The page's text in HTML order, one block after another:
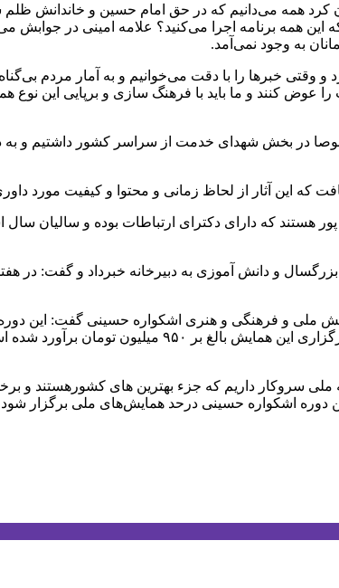
های اهل سنت بیان کرد همه می‌دانیم که در حق امام حسین و
برنامه اجرا می‌کنید؟ علامه امینی در جوابش
به وجود نمی‌آمد.
عوض کنند و ما باید با فرهنگ سازی و برپایی این
در بخش شهدای خدمت از سراسر کشور داشتیم و به
هستند که دارای دکترای ارتباطات بوده و سالیان
ملی و فرهنگی و هنری اشکواره حسینی گفت: این
حسینی در ۶ بخش عکس ، شعر ، رسانه، داستان کوتاه، نمایش و کودک و
سروکار داریم که جزء بهترین های کشورهستند و
دوره اشکواره حسینی درحد همایش‌های ملی برگزار